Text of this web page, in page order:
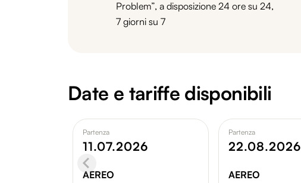
Problem”, a disposizione 24 ore su 24,
7 giorni su 7
Date e tariffe disponibili
Partenza
11.07.2026
AEREO
Partenza
22.08.2026
AEREO